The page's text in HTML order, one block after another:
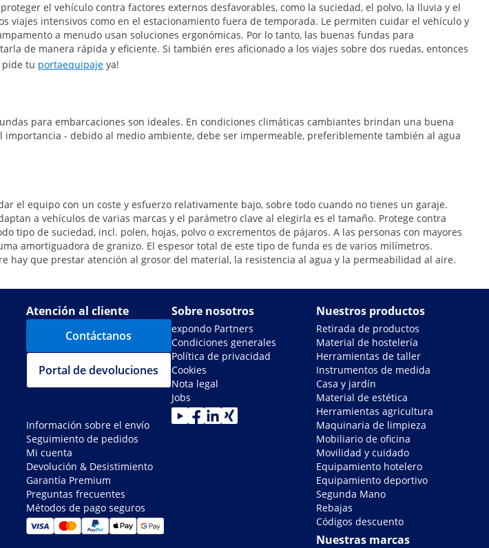
el vehículo contra factores externos desfavorables, como la suciedad, el polvo, la lluvia y el
intensivos como en el estacionamiento fuera de temporada. Le permiten cuidar el vehículo y
a menudo usan soluciones ergonómicas. Por lo tanto, las buenas fundas para
de manera rápida y eficiente. Si también eres aficionado a los viajes sobre dos ruedas, entonces
pide tu portaequipaje ya!
para embarcaciones son ideales. En condiciones climáticas cambiantes brindan una buena
- debido al medio ambiente, debe ser impermeable, preferiblemente también al agua
el equipo con un coste y esfuerzo relativamente bajo, sobre todo cuando no tienes un garaje.
a vehículos de varias marcas y el parámetro clave al elegirla es el tamaño. Protege contra
tipo de suciedad, incl. polen, hojas, polvo o excrementos de pájaros. A las personas con mayores
amortiguadora de granizo. El espesor total de este tipo de funda es de varios milímetros.
que prestar atención al grosor del material, la resistencia al agua y la permeabilidad al aire.
Atención al cliente
Contáctanos
Portal de devoluciones
Información sobre el envío
Seguimiento de pedidos
Mi cuenta
Devolución & Desistimiento
Garantía Premium
Preguntas frecuentes
Métodos de pago seguros
Sobre nosotros
expondo Partners
Condiciones generales
Política de privacidad
Cookies
Nota legal
Jobs
Nuestros productos
Retirada de productos
Material de hostelería
Herramientas de taller
Instrumentos de medida
Casa y jardín
Material de estética
Herramientas agricultura
Maquinaria de limpieza
Mobiliario de oficina
Movilidad y cuidado
Equipamiento hotelero
Equipamiento deportivo
Segunda Mano
Rebajas
Códigos descuento
Nuestras marcas